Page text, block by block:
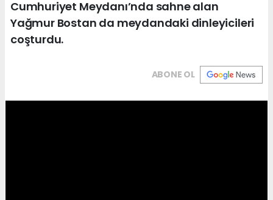
Cumhuriyet Meydanı’nda sahne alan
Yağmur Bostan da meydandaki dinleyicileri
coşturdu.
ABONE OL